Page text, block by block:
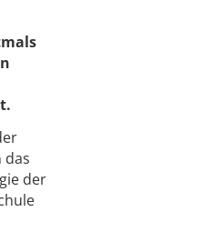
das
der